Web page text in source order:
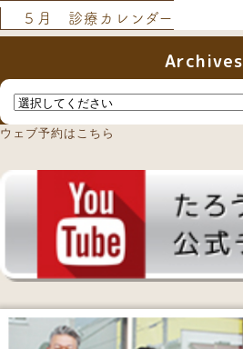
５月 診療カレンダー
Archives
ウェブ予約はこちら